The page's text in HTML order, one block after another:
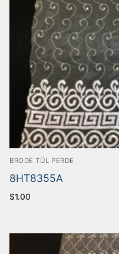
BRODE TÜL PERDE
8HT8355A
$1.00